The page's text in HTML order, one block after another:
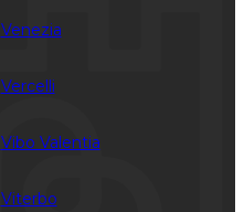
Venezia
Vercelli
Vibo Valentia
Viterbo